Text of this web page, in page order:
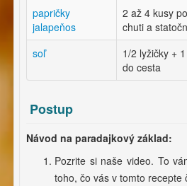
papričky
jalapeňos
2 až 4 kusy
chuti a
soľ
1/2 lyžičky +
do cesta
Postup
Návod na paradajkový základ:
Pozrite si naše video. To
toho, čo vás v tomto recepte